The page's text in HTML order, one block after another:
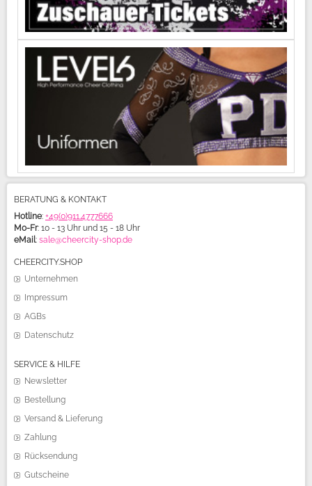
BERATUNG & KONTAKT
Hotline: +49(0)911.4777666
Mo-Fr: 10 - 13 Uhr und 15 - 18 Uhr
eMail: sale@cheercity-shop.de
CHEERCITY.SHOP
Unternehmen
Impressum
AGBs
Datenschutz
SERVICE & HILFE
Newsletter
Bestellung
Versand & Lieferung
Zahlung
Rücksendung
Gutscheine